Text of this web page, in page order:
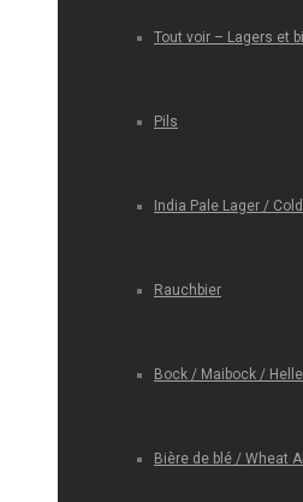
Tout voir – Lagers et
Pils
India Pale Lager /
Rauchbier
Bock / Maibock /
Bière de blé / Wheat